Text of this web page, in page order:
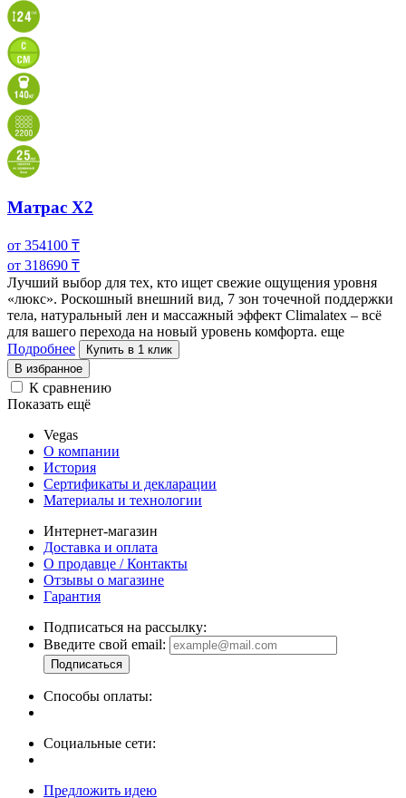
Матрас X2
от 354100 ₸
от 318690 ₸
Лучший выбор для тех, кто ищет свежие ощущения уровня
«люкс». Роскошный внешний вид, 7 зон точечной поддержки
тела, натуральный лен и массажный эффект Climalatex – всё
для вашего перехода на новый уровень комфорта. еще
Подробнее
Купить в 1 клик
В избранное
К сравнению
Показать ещё
Vegas
О компании
История
Сертификаты и декларации
Материалы и технологии
Интернет-магазин
Доставка и оплата
О продавце / Контакты
Отзывы о магазине
Гарантия
Подписаться на рассылку:
Введите свой email:
Способы оплаты:
Социальные сети:
Предложить идею